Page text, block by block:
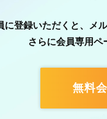
に登録いただくと、メ
さらに会員専用ペ
無料